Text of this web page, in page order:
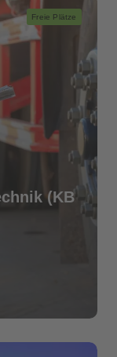
Freie Plätze
(KB